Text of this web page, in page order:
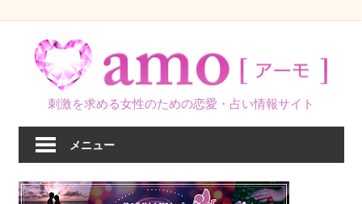
刺激を求める女性のための恋愛・占い情報サイト
メニュー